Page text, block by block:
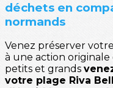
déchets en
normands
Venez préserver
à une action originale
petits et grands
votre plage Riva